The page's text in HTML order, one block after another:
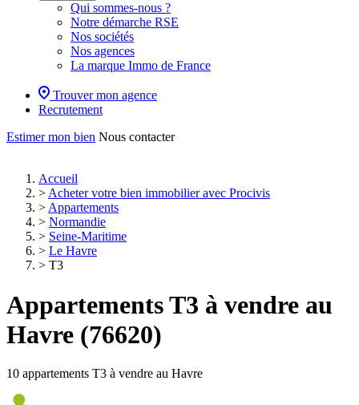
Qui sommes-nous ?
Notre démarche RSE
Nos sociétés
Nos agences
La marque Immo de France
Trouver mon agence
Recrutement
Estimer mon bien Nous contacter
Accueil
> Acheter votre bien immobilier avec Procivis
> Appartements
> Normandie
> Seine-Maritime
> Le Havre
> T3
Appartements T3 à vendre au
Havre (76620)
10 appartements T3 à vendre au Havre